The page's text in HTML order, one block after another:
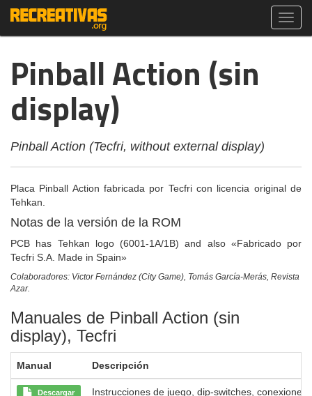
Pinball Action (sin
display)
Pinball Action (Tecfri, without external display)
Placa Pinball Action fabricada por Tecfri con licencia original de
Tehkan.
Notas de la versión de la ROM
PCB has Tehkan logo (6001-1A/1B) and also «Fabricado por
Tecfri S.A. Made in Spain»
Colaboradores: Victor Fernández (City Game), Tomás García-Merás, Revista
Azar.
Manuales de Pinball Action (sin
display), Tecfri
Manual Descripción
Descargar Instrucciones de juego, dip-switches, conexiones.